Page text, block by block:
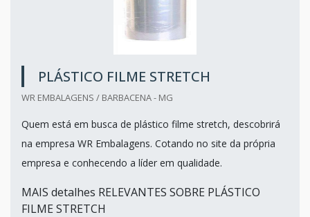
PLÁSTICO FILME STRETCH
WR EMBALAGENS / BARBACENA - MG
Quem está em busca de plástico filme stretch, descobrirá
na empresa WR Embalagens. Cotando no site da própria
empresa e conhecendo a líder em qualidade.
MAIS detalhes RELEVANTES SOBRE PLÁSTICO
FILME STRETCH